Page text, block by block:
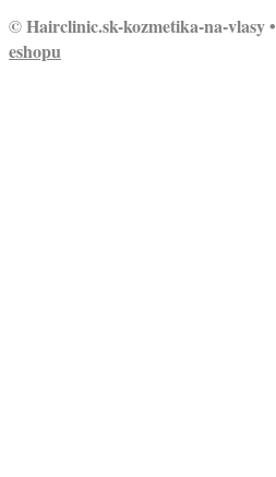
© Hairclinic.sk-kozmetika-na-vlasy •
eshopu